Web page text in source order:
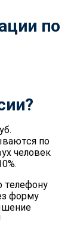
по
по
человек
телефону
форму